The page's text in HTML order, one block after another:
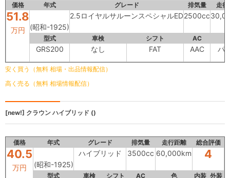
価格 年式 グレード 排気量 走行
51.8
万円 (昭和-1925)
2.5ロイヤルサルーンスペシャルED2500cc
型式 車検 シフト AC
GRS200 なし FAT AAC パ
安く買う（無料 相場・出品情報配信）
高く売る（無料 相場情報配信）
[new!] クラウン ハイブリッド ()
価格 年式 グレード 排気量 走行距離 総合評価
40.5
万円 (昭和-1925)
ハイブリッド 3500cc 60,000km 4
型式 車検 シフト AC 色 内装 外装